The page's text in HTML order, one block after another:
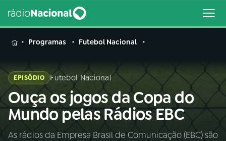
MENU
Buscar
na
Rádio
Nacional
Buscar
Programas Futebol Nacional
EPISÓDIO Futebol Nacional
Ouça os jogos da Copa do
Mundo pelas Rádios EBC
As rádios da Empresa Brasil de Comunicação (EBC) são